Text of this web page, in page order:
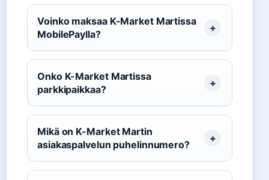
Voinko maksaa K-Market Martissa
MobilePaylla?
Onko K-Market Martissa
parkkipaikkaa?
Mikä on K-Market Martin
asiakaspalvelun puhelinnumero?